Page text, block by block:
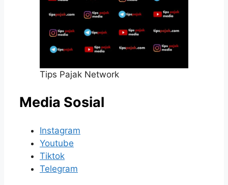
Tips Pajak Network
Media Sosial
Instagram
Youtube
Tiktok
Telegram